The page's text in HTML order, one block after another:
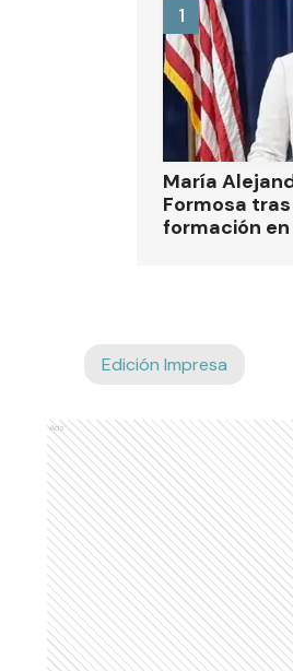
María
Formosa
formación
1
Edición Impresa
Ads